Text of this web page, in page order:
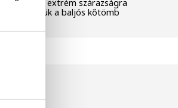
okozta extrém szárazságra
Elmeséljük a baljós kőtömb